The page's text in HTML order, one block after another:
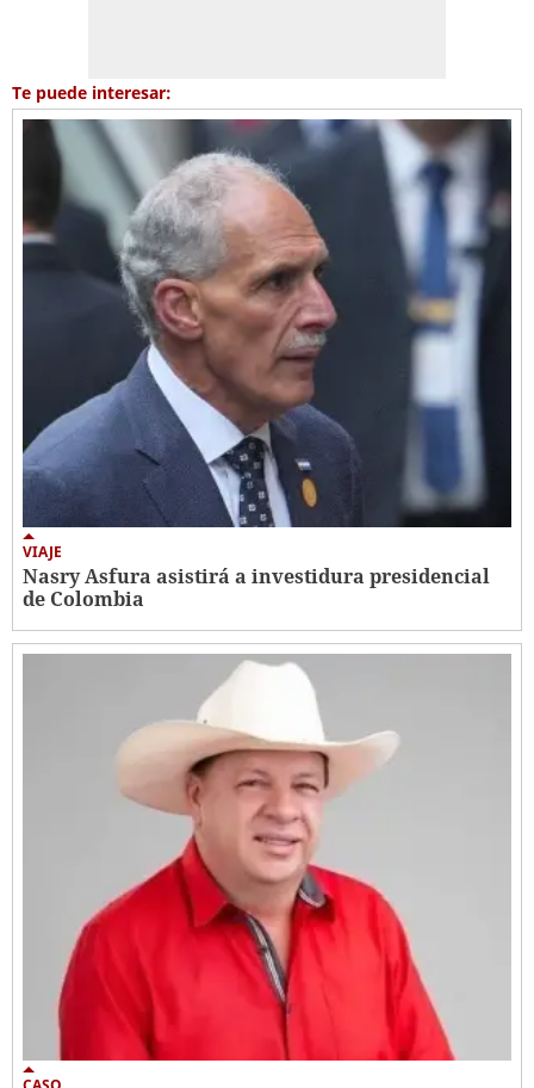
Te puede interesar:
VIAJE
Nasry Asfura asistirá a investidura presidencial
de Colombia